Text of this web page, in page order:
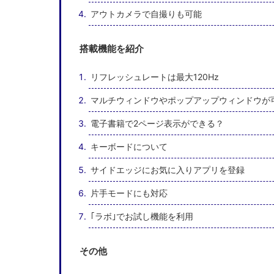
アウトカメラで自撮りも可能
搭載機能を紹介
リフレッシュレートは最大120Hz
マルチウィンドウやポップアップウィンドウが
電子書籍で2ページ表示ができる？
キーボードについて
サイドエッジにお気に入りアプリを登録
片手モードにも対応
｢ラボ｣でお試し機能を利用
その他